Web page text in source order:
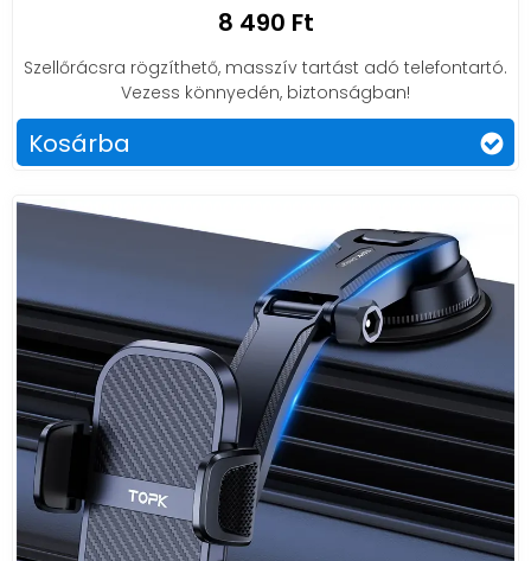
8 490 Ft
Szellőrácsra rögzíthető, masszív tartást adó telefontartó.
Vezess könnyedén, biztonságban!
Kosárba